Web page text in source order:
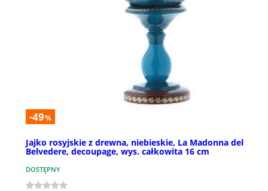
-49%
Jajko rosyjskie z drewna, niebieskie, La Madonna del
Belvedere, decoupage, wys. całkowita 16 cm
DOSTĘPNY